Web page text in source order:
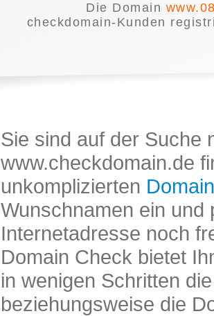
Die Domain
checkdomain-Kunden
Sie sind auf der Suche
www.checkdomain.de
unkomplizierten
Wunschnamen ein und
Internetadresse noch
Domain Check bietet
in wenigen Schritten
beziehungsweise die